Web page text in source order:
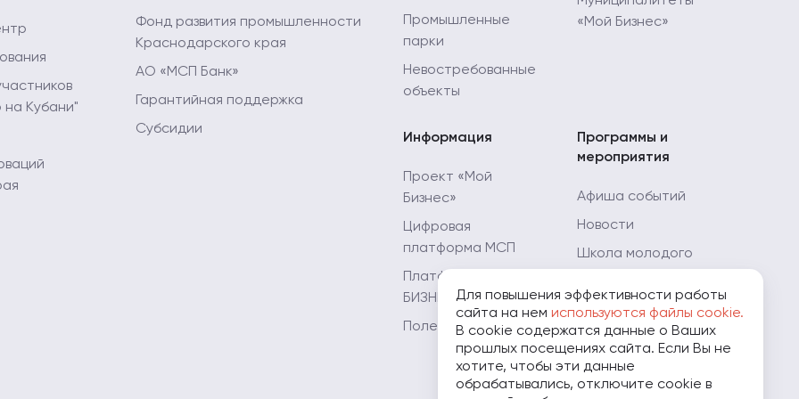
Кубани"
Фонд развития промышленности
Краснодарского края
АО «МСП Банк»
Гарантийная поддержка
Субсидии
Промышленные
парки
Невостребованные
объекты
Информация
Проект «Мой
Бизнес»
Цифровая
платформа МСП
Платформа «ЗA
БИЗНЕС.РФ»
Полезные ресурсы
«Мой Бизнес»
Программы и
мероприятия
Афиша событий
Новости
Школа молодого
Мой Огород - Мой
Бизнес
Мамапредприниматель.рф
Для повышения эффективности работы
сайта на нем используются файлы cookie.
В cookie содержатся данные о Ваших
прошлых посещениях сайта. Если Вы не
хотите, чтобы эти данные
обрабатывались, отключите cookie в